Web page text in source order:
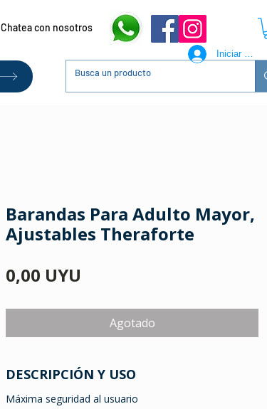
Chatea con nosotros
Iniciar sesión
Barandas Para Adulto Mayor,
Ajustables Theraforte
0,00 UYU
Agotado
DESCRIPCIÓN Y USO
Máxima seguridad al usuario